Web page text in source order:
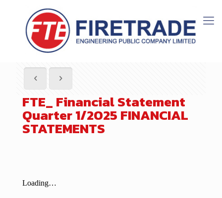
FTE_ Financial Statement
Quarter 1/2025 FINANCIAL
STATEMENTS